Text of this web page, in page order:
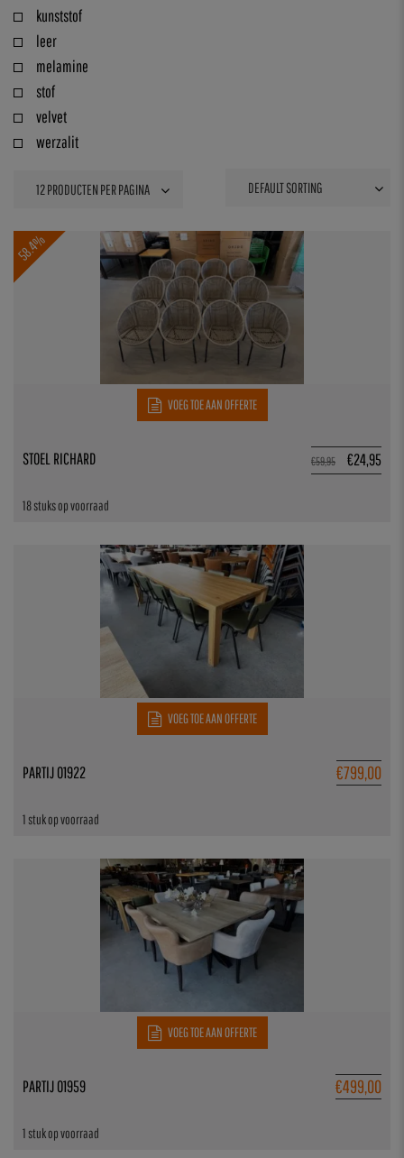
kunststof
leer
melamine
stof
velvet
werzalit
58.4%
VOEG TOE AAN OFFERTE
€59,95 €24,95
18 stuks op voorraad
STOEL RICHARD
VOEG TOE AAN OFFERTE
€799,00
1 stuk op voorraad
PARTIJ 01922
VOEG TOE AAN OFFERTE
€499,00
1 stuk op voorraad
PARTIJ 01959